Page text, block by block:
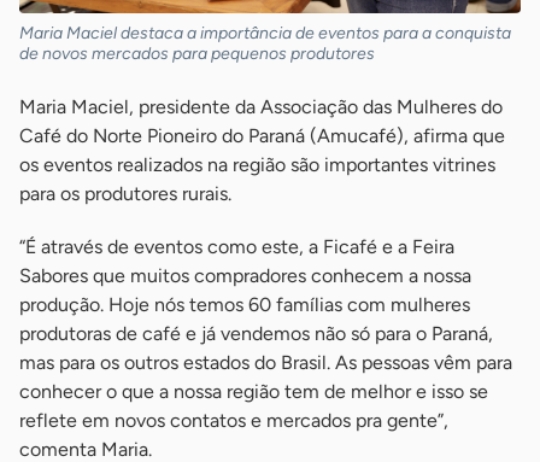
Maria Maciel destaca a importância de eventos para a conquista
de novos mercados para pequenos produtores
Maria Maciel, presidente da Associação das Mulheres do
Café do Norte Pioneiro do Paraná (Amucafé), afirma que
os eventos realizados na região são importantes vitrines
para os produtores rurais.
“É através de eventos como este, a Ficafé e a Feira
Sabores que muitos compradores conhecem a nossa
produção. Hoje nós temos 60 famílias com mulheres
produtoras de café e já vendemos não só para o Paraná,
mas para os outros estados do Brasil. As pessoas vêm para
conhecer o que a nossa região tem de melhor e isso se
reflete em novos contatos e mercados pra gente”,
comenta Maria.